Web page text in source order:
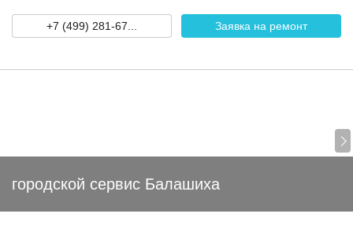
+7 (499) 281-67... Заявка на ремонт
городской сервис Балашиха